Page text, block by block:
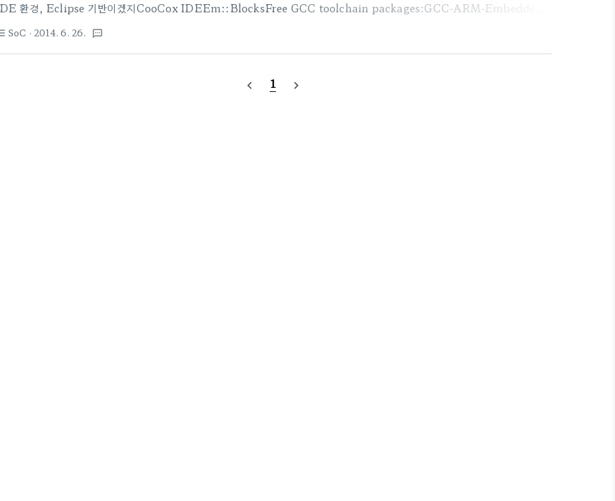
환경, Eclipse 기반이겠지CooCox IDEEm::BlocksFree GCC toolchain packages:GCC-ARM-Embedded
for ARM(...) Operating Systems:FreeRTOS – many example projects for various ARM boards provided머
SoC · 2014. 6. 26. textsms
navigate_before 1 navigate_next